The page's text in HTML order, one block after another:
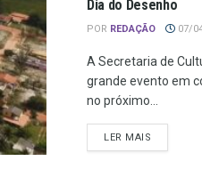
Dia do Desenho
POR REDAÇÃO 07/
A Secretaria de
grande evento em
no próximo...
LER MAIS